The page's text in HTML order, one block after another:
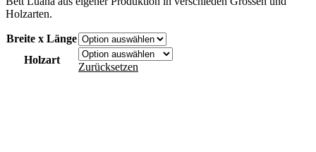
Holzarten.
Breite x Länge
Holzart
Zurücksetzen